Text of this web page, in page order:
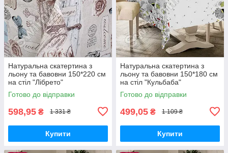
Натуральна скатертина з
льону та бавовни 150*220 см
на стіл "Лібрето"
Готово до відправки
598,95 ₴ 1 331 ₴
Купити
Натуральна скатертина з
льону та бавовни 150*180 см
на стіл "Кульбаба"
Готово до відправки
499,05 ₴ 1 109 ₴
Купити